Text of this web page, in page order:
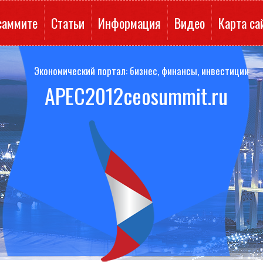
Статьи Информация Видео Карта
APEC2012ceosummit.ru
Экономический портал: бизнес, финансы, инвестиции